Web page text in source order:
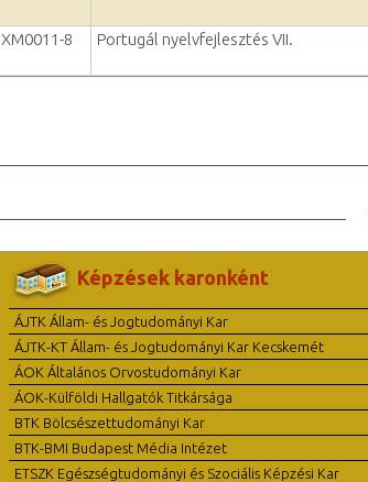
XM0011-8
Portugál nyelvfejlesztés VII.
Képzések karonként
ÁJTK Állam- és Jogtudományi Kar
ÁJTK-KT Állam- és Jogtudományi Kar Kecskemét
ÁOK Általános Orvostudományi Kar
ÁOK-Külföldi Hallgatók Titkársága
BTK Bölcsészettudományi Kar
BTK-BMI Budapest Média Intézet
ETSZK Egészségtudományi és Szociális Képzési Kar